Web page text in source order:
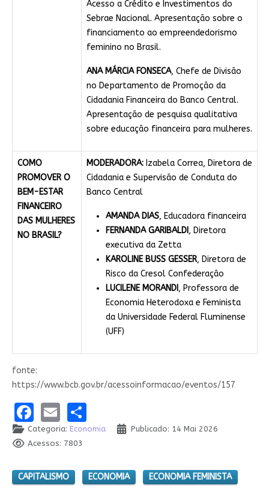
Acesso a Crédito e Investimentos do
Sebrae Nacional. Apresentação sobre o
financiamento ao empreendedorismo
feminino no Brasil.
ANA MÁRCIA FONSECA, Chefe de Divisão
no Departamento de Promoção da
Cidadania Financeira do Banco Central.
Apresentação de pesquisa qualitativa
sobre educação financeira para mulheres.
COMO
PROMOVER O
BEM-ESTAR
FINANCEIRO
DAS MULHERES
NO BRASIL?
MODERADORA:Izabela Correa, Diretora de
Cidadania e Supervisão de Conduta do
Banco Central
AMANDA DIAS, Educadora financeira
FERNANDA GARIBALDI , Diretora
executiva da Zetta
KAROLINE BUSS GESSER, Diretora de
Risco da Cresol Confederação
LUCILENE MORANDI , Professora de
Economia Heterodoxa e Feminista
da Universidade Federal Fluminense
(UFF)
fonte:
https://www.bcb.gov.br/acessoinformacao/eventos/157
Facebook
EmailShare
Categoria: Economia
Publicado: 14 Mai 2026
Acessos: 7803
CAPITALISMO ECONOMIA ECONOMIA FEMINISTA